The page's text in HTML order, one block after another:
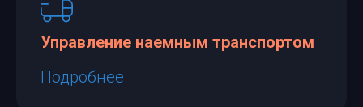
Управление наемным транспортом
Подробнее